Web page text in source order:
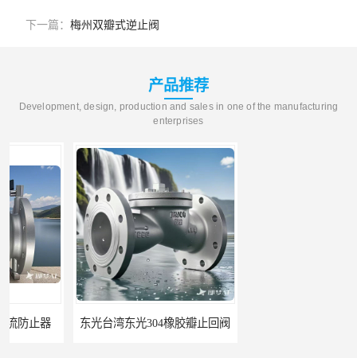
下一篇： 梅州双瓣式逆止阀
产品推荐
Development, design, production and sales in one of the manufacturing
enterprises
东光台湾东光304橡胶瓣止回阀